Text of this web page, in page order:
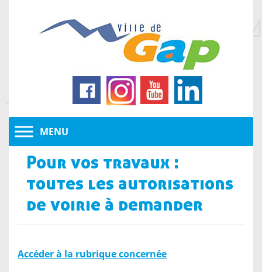
Pour vos travaux :
toutes les autorisations
de voirie à demander
Accéder à la rubrique concernée